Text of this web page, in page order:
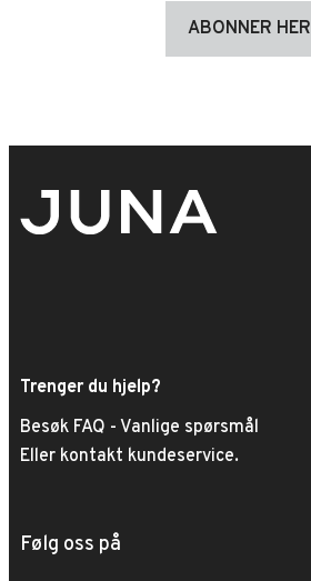
ABONNER HER
Trenger du hjelp?
Besøk FAQ - Vanlige spørsmål
Eller kontakt kundeservice.
Følg oss på